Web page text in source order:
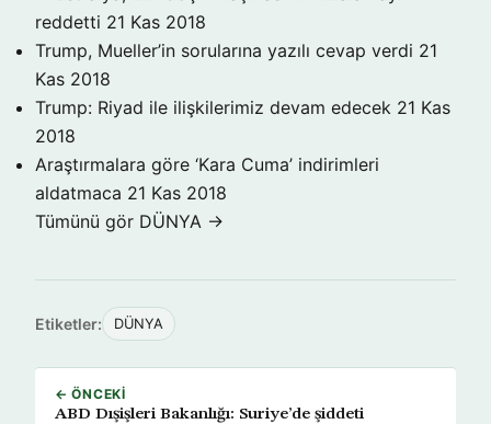
reddetti 21 Kas 2018
Trump, Mueller’in sorularına yazılı cevap verdi 21
Kas 2018
Trump: Riyad ile ilişkilerimiz devam edecek 21 Kas
2018
Araştırmalara göre ‘Kara Cuma’ indirimleri
aldatmaca 21 Kas 2018
Tümünü gör DÜNYA →
Etiketler: DÜNYA
← ÖNCEKI
ABD Dışişleri Bakanlığı: Suriye’de şiddeti